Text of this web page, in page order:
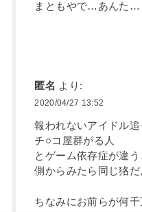
まともやで…あんた…
匿名 より:
2020/04/27 13:52
報われないアイドル追
チ○コ屋群がる人
とゲーム依存症が違
側からみたら同じ狢だ
ちなみにお前らが何